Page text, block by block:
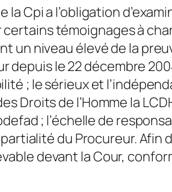
Cpi a l’obligation
témoignages à
un niveau élevé de la
le 22 décembre
; le sérieux et
Droits de l’Homme la
; l’échelle de
du Procureur. Afin
devant la Cour,